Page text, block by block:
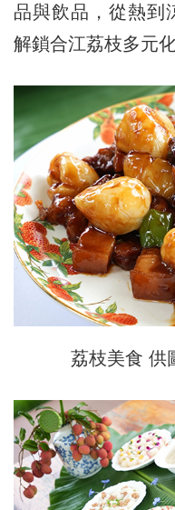
品與飲品，從熱到
解鎖合江荔枝多元
荔枝美食 供